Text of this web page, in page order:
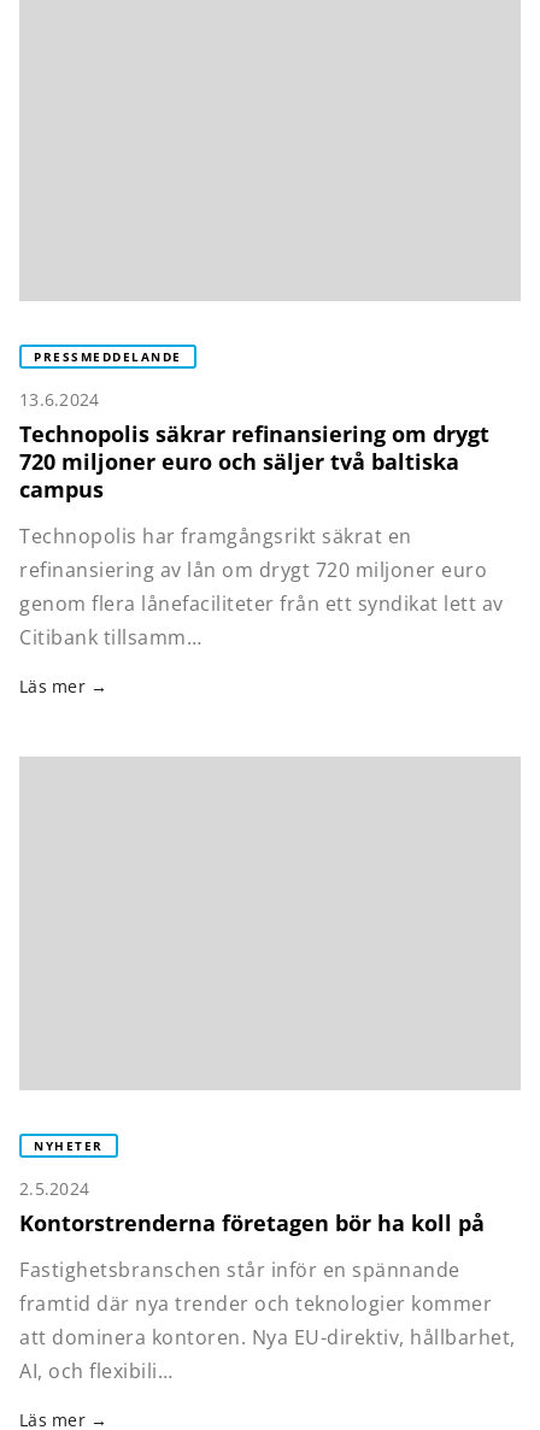
PRESSMEDDELANDE
13.6.2024
Technopolis säkrar refinansiering om drygt
720 miljoner euro och säljer två baltiska
campus
Technopolis har framgångsrikt säkrat en
refinansiering av lån om drygt 720 miljoner euro
genom flera lånefaciliteter från ett syndikat lett av
Citibank tillsamm…
Läs mer
NYHETER
2.5.2024
Kontorstrenderna företagen bör ha koll på
Fastighetsbranschen står inför en spännande
framtid där nya trender och teknologier kommer
att dominera kontoren. Nya EU-direktiv, hållbarhet,
AI, och flexibili…
Läs mer